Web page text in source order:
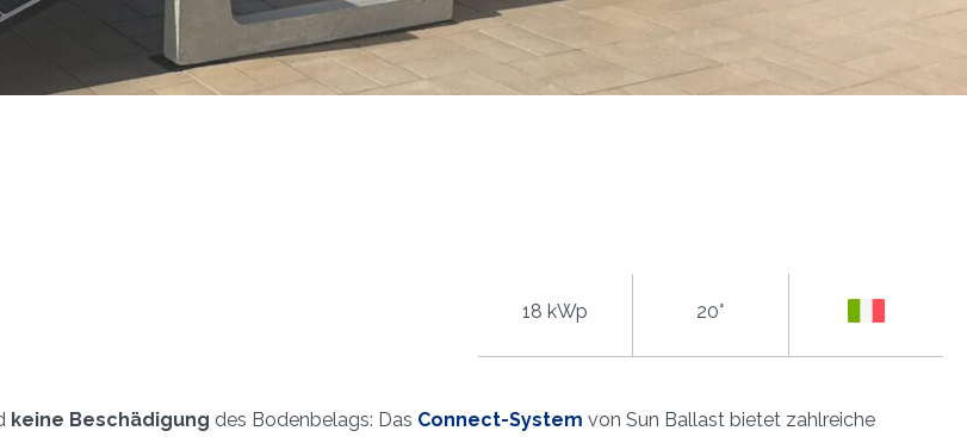
18 kWp 20°
keine Beschädigung des Bodenbelags: Das Connect-System von Sun Ballast bietet zahlreiche